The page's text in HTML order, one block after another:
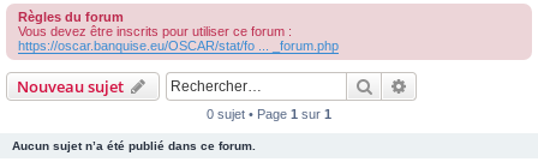
Règles du forum
Vous devez être inscrits pour utiliser ce forum :
https://oscar.banquise.eu/OSCAR/stat/fo ... _forum.php
Nouveau sujet Rechercher
0 sujet • Page 1 sur 1
Aucun sujet n’a été publié dans ce forum.